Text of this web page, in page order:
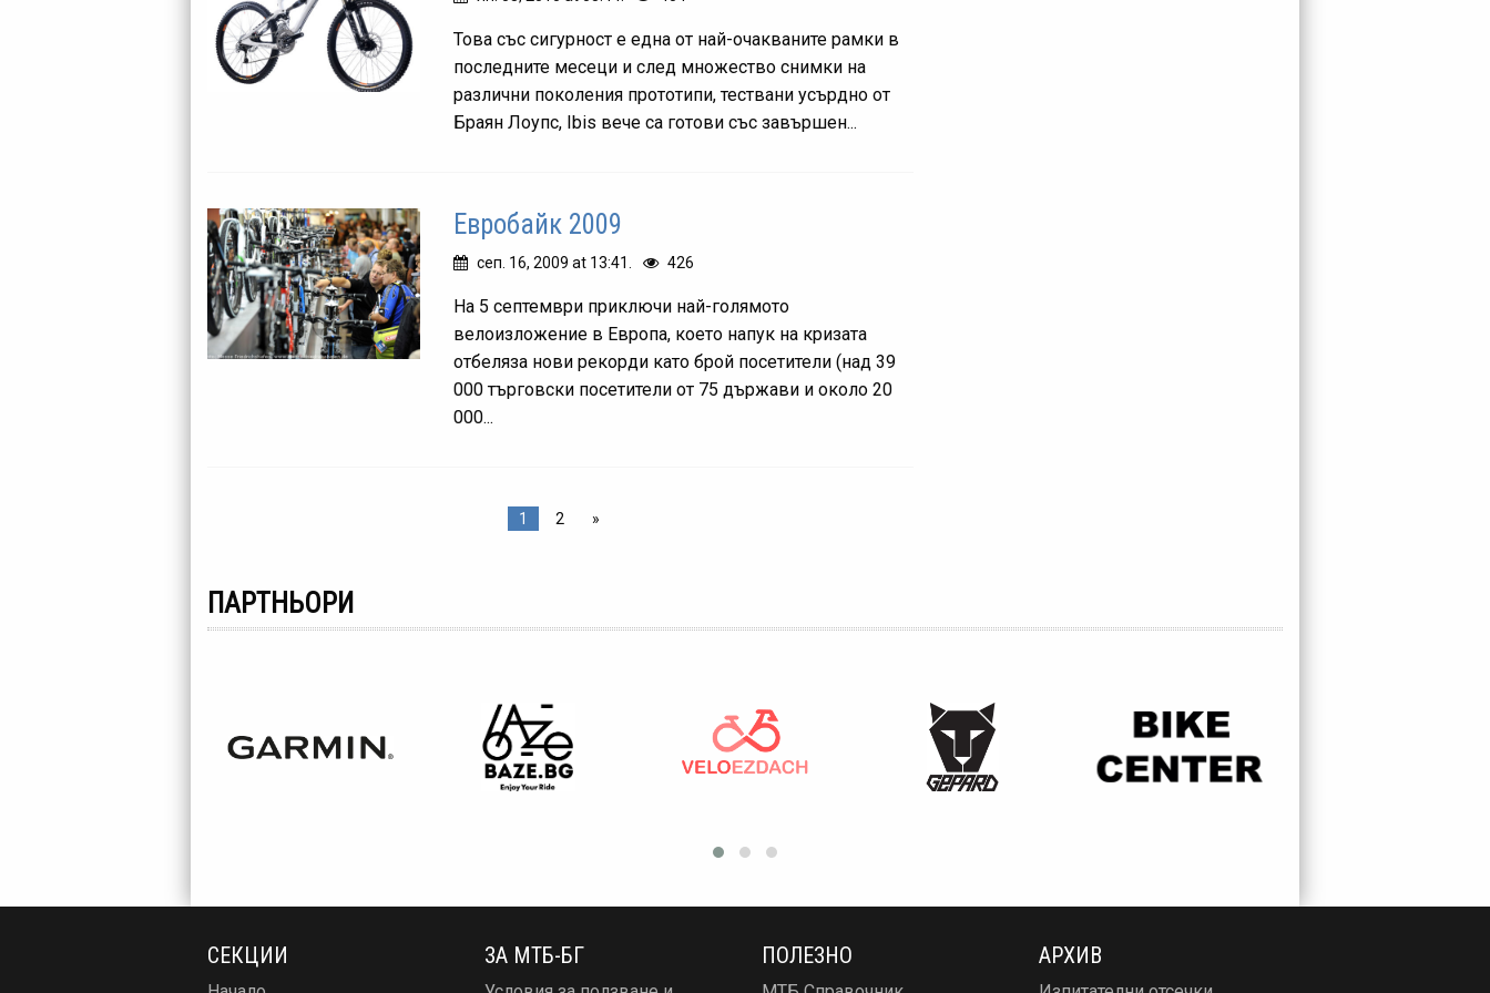
Това със сигурност е една от най-очакваните рамки в
последните месеци и след множество снимки на
различни поколения прототипи, тествани усърдно от
Браян Лоупс, Ibis вече са готови със завършен...
Евробайк 2009
сеп. 16, 2009 at 13:41. 426
На 5 септември приключи най-голямото
велоизложение в Европа, което напук на кризата
отбеляза нови рекорди като брой посетители (над 39
000 търговски посетители от 75 държави и около 20
000...
1 2 »
ПАРТНЬОРИ
СЕКЦИИ ЗА МТБ-БГ ПОЛЕЗНО АРХИВ